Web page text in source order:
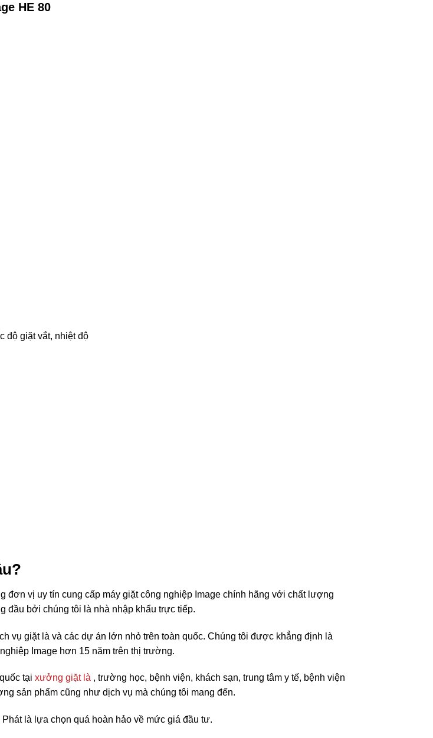
HE 80
độ giặt vắt, nhiệt độ
đơn vị uy tín cung cấp máy giặt công nghiệp Image chính hãng với chất lượng
đầu bởi chúng tôi là nhà nhập khẩu trực tiếp.
vụ giặt là và các dự án lớn nhỏ trên toàn quốc. Chúng tôi được khẳng định là
Image hơn 15 năm trên thị trường.
tại xưởng giặt là , trường học, bệnh viện, khách sạn, trung tâm y tế, bệnh viện
sản phẩm cũng như dịch vụ mà chúng tôi mang đến.
Phát là lựa chọn quá hoàn hảo về mức giá đầu tư.